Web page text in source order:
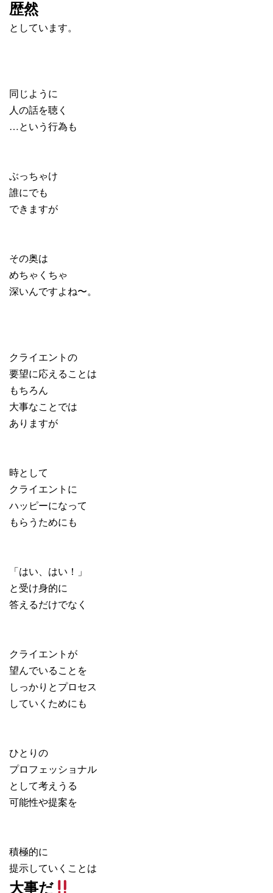
歴然
と しています。
同じように
人の話を聴く
…という行為も
ぶっちゃけ
誰にでも
できますが
その奥は
めちゃくちゃ
深いんですよね〜。
クライエントの
要望に応えることは
もちろん
大事なことでは
ありますが
時として
クライエントに
ハッピーになって
もらうためにも
「はい、はい！」
と受け身的に
答えるだけでなく
クライエントが
望んでいることを
しっかりとプロセス
していくためにも
ひとりの
プロフェッショナル
として考えうる
可能性や提案を
積極的に
提示していくことは
大事だ